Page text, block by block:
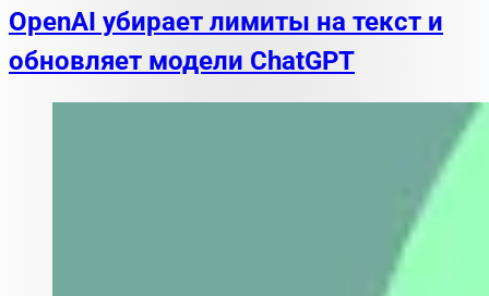
OpenAI убирает лимиты на текст и
обновляет модели ChatGPT